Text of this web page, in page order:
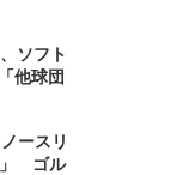
ソフト
他球団
ースリ
」 ゴル